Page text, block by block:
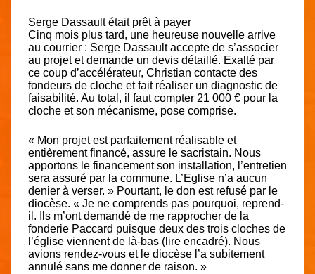
Serge Dassault était prêt à payer
Cinq mois plus tard, une heureuse nouvelle arrive
au courrier : Serge Dassault accepte de s’associer
au projet et demande un devis détaillé. Exalté par
ce coup d’accélérateur, Christian contacte des
fondeurs de cloche et fait réaliser un diagnostic de
faisabilité. Au total, il faut compter 21 000 € pour la
cloche et son mécanisme, pose comprise.
« Mon projet est parfaitement réalisable et
entièrement financé, assure le sacristain. Nous
apportons le financement son installation, l’entretien
sera assuré par la commune. L’Eglise n’a aucun
denier à verser. » Pourtant, le don est refusé par le
diocèse. « Je ne comprends pas pourquoi, reprend-
il. Ils m’ont demandé de me rapprocher de la
fonderie Paccard puisque deux des trois cloches de
l’église viennent de là-bas (lire encadré). Nous
avions rendez-vous et le diocèse l’a subitement
annulé sans me donner de raison. »